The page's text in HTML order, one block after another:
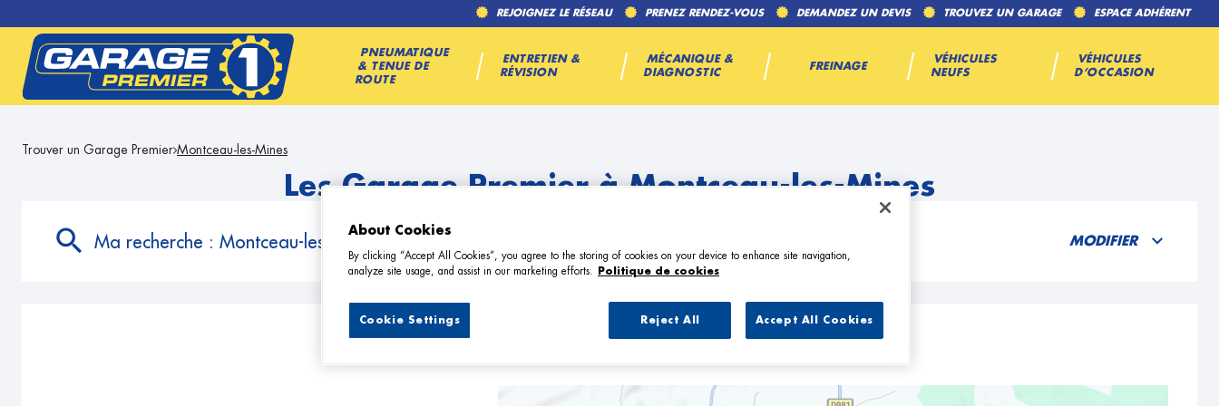
REJOIGNEZ LE RÉSEAU PRENEZ RENDEZ-VOUS DEMANDEZ UN DEVIS TROUVEZ UN GARAGE ESPACE ADHÉRENT
PNEUMATIQUE
& TENUE DE
ROUTE
ENTRETIEN &
RÉVISION
MÉCANIQUE &
DIAGNOSTIC
FREINAGE
VÉHICULES
NEUFS
VÉHICULES
D’OCCASION
Trouver un Garage Premier Montceau-les-Mines
Les Garage Premier à Montceau-les-Mines
Ma recherche : Montceau-les-Mines MODIFIER
1 Garage Premier à Montceau-les-Mines
About Cookies
By clicking “Accept All Cookies”, you agree to the storing of cookies on your device to enhance site navigation,
analyze site usage, and assist in our marketing efforts.
Politique de cookies
Reject All Accept All Cookies
Cookie Settings